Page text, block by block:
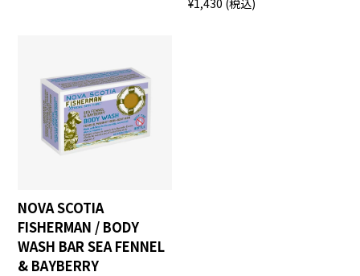
NOVA SCOTIA
FISHERMAN / BODY
WASH BAR SEA FENNEL
& BAYBERRY